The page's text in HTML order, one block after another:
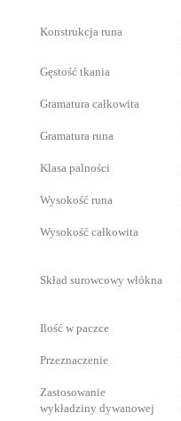
Konstrukcja runa
Gęstość tkania
Gramatura całkowita
Gramatura runa
Klasa palności
Wysokość runa
Wysokość całkowita
Skład surowcowy włókna
Ilość w paczce
Przeznaczenie
Zastosowanie
wykładziny dywanowej